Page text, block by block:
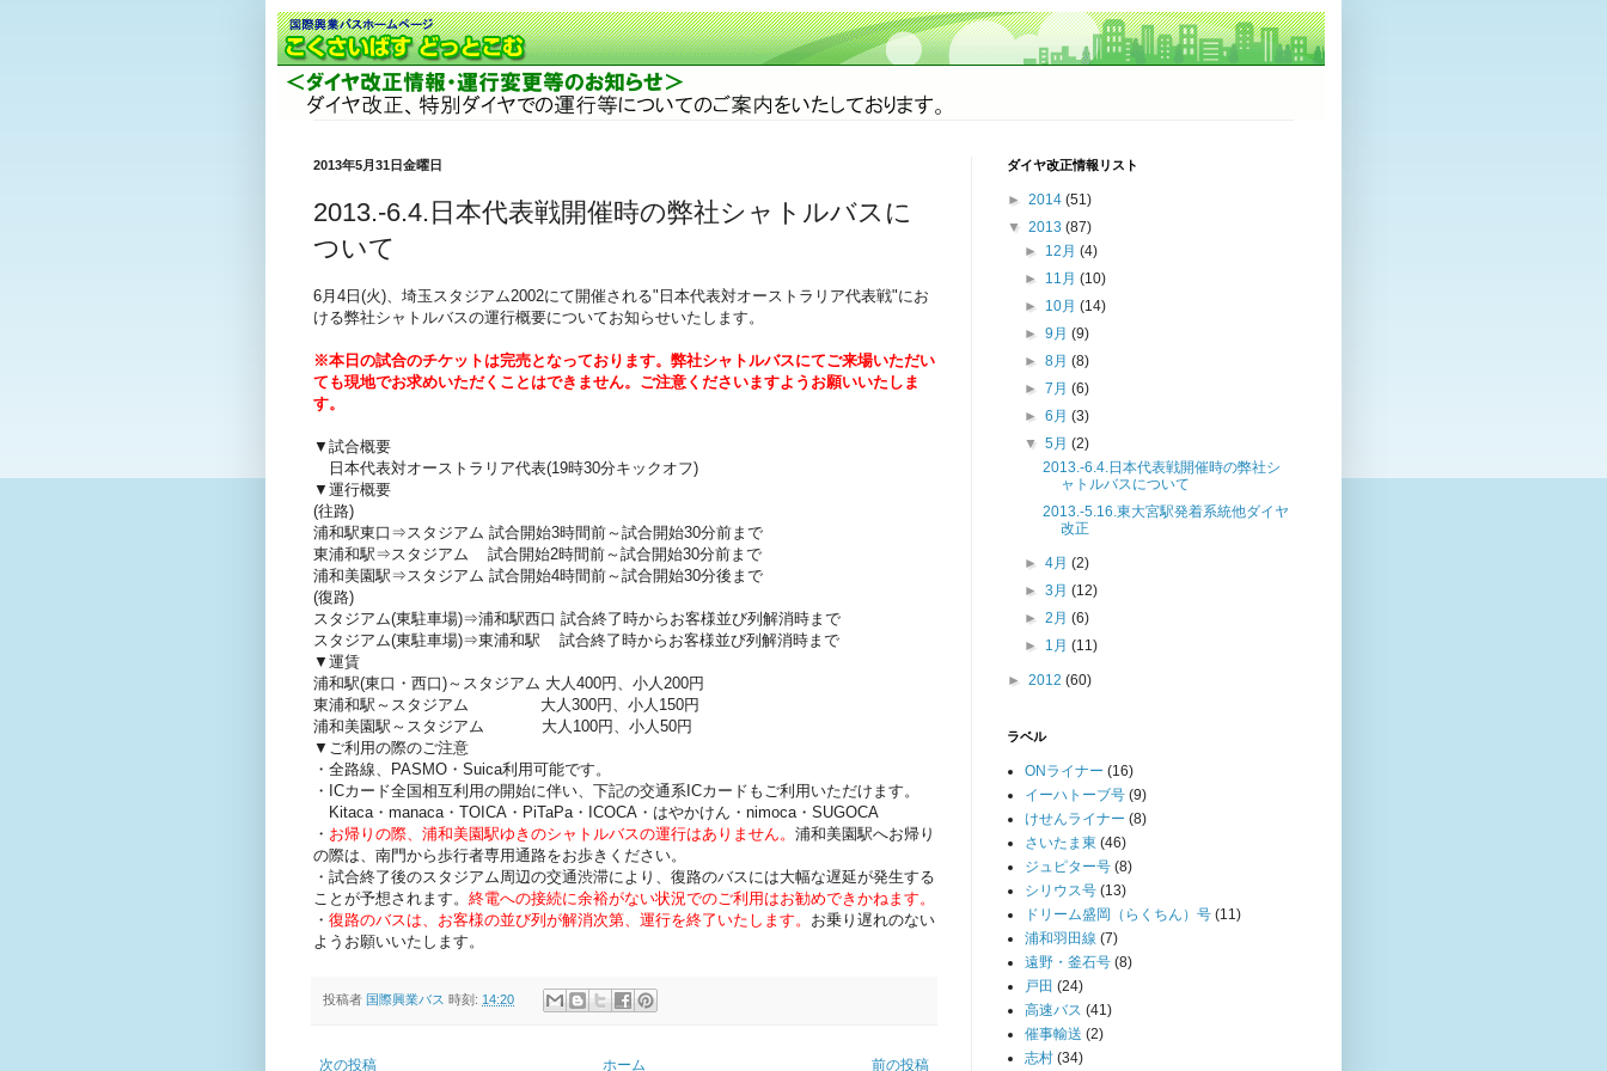
2013年5月31日金曜日
2013.-6.4.日本代表戦開催時の弊社シャトルバスに
ついて
6月4日(火)、埼玉スタジアム2002にて開催される"日本代表対オーストラリア代表戦"にお
ける弊社シャトルバスの運行概要についてお知らせいたします。
※本日の試合のチケットは完売となっております。弊社シャトルバスにてご来場いただい
ても現地でお求めいただくことはできません。ご注意くださいますようお願いいたしま
す。
▼試合概要
日本代表対オーストラリア代表(19時30分キックオフ)
▼運行概要
(往路)
浦和駅東口⇒スタジアム 試合開始3時間前～試合開始30分前まで
東浦和駅⇒スタジアム 試合開始2時間前～試合開始30分前まで
浦和美園駅⇒スタジアム 試合開始4時間前～試合開始30分後まで
(復路)
スタジアム(東駐車場)⇒浦和駅西口 試合終了時からお客様並び列解消時まで
スタジアム(東駐車場)⇒東浦和駅 試合終了時からお客様並び列解消時まで
▼運賃
浦和駅(東口・西口)～スタジアム 大人400円、小人200円
東浦和駅～スタジアム 大人300円、小人150円
浦和美園駅～スタジアム 大人100円、小人50円
▼ご利用の際のご注意
・全路線、PASMO・Suica利用可能です 。
・ICカード全国相互利用の開始に伴い、下記の交通系ICカードもご利用いただけます。
Kitaca・manaca・TOICA・PiTaPa・ICOCA・はやかけん・nimoca・SUGOCA
・ お帰りの際、浦和美園駅ゆきのシャトルバスの運行はありません。 浦和美園駅へお帰り
の際は、南門から歩行者専用通路をお歩きください。
・試合終了後のスタジアム周辺の交通渋滞により、復路のバスには大幅な遅延が発生する
ことが予想されます。 終電への接続に余裕がない状況でのご利用はお勧めできかねます。
・ 復路のバスは、お客様の並び列が解消次第、運行を終了いたします。 お乗り遅れのない
ようお願いいたします。
投稿者 国際興業バス 時刻: 14:20
次の投稿 前の投稿
ホーム
ダイヤ改正情報リスト
► 2014 (51)
▼ 2013 (87)
► 12月(4)
► 11月(10)
► 10月(14)
►9月(9)
►8月(8)
►7月(6)
►6月(3)
▼5月(2)
2013.-6.4.日本代表戦開催時の弊社シ
ャトルバスについて
2013.-5.16.東大宮駅発着系統他ダイヤ
改正
►4月(2)
►3月(12)
►2月(6)
► 1月(11)
► 2012 (60)
ラベル
ONライナー (16)
イーハトーブ号 (9)
けせんライナー (8)
さいたま東 (46)
ジュピター号 (8)
シリウス号 (13)
ドリーム盛岡（らくちん）号 (11)
浦和羽田線 (7)
遠野・釜石号 (8)
戸田 (24)
高速バス (41)
催事輸送 (2)
志村 (34)